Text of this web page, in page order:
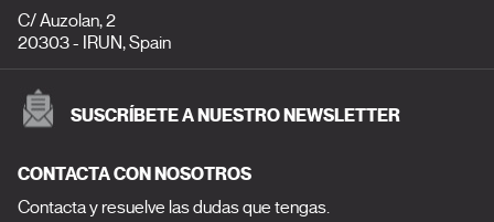
C/ Auzolan, 2
20303 - IRUN, Spain
SUSCRÍBETE A NUESTRO NEWSLETTER
CONTACTA CON NOSOTROS
Contacta y resuelve las dudas que tengas.